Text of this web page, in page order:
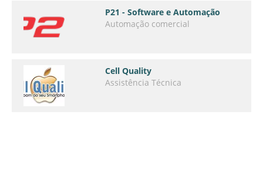
P21 - Software e Automação
Automação comercial
Cell Quality
Assistência Técnica